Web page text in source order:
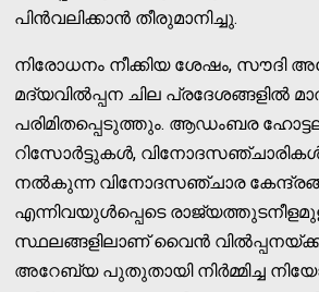
പിന്‍വലിക്കാന്‍ തീരുമാനിച്ചു.
നിരോധനം നീക്കിയ ശേഷം, സൗദി
മദ്യവില്‍പ്പന ചില പ്രദേശങ്ങളില്‍
പരിമിതപ്പെടുത്തും. ആഡംബര
റിസോര്‍ട്ടുകള്‍,
നല്‍കുന്ന വിനോദസഞ്ചാര
എന്നിവയുള്‍പ്പെടെ
സ്ഥലങ്ങളിലാണ് വൈന്‍
അറേബ്യ പുതുതായി നിര്‍മ്മിച്ച